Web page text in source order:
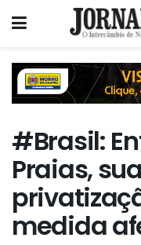
#Brasil:
Praias,
medida